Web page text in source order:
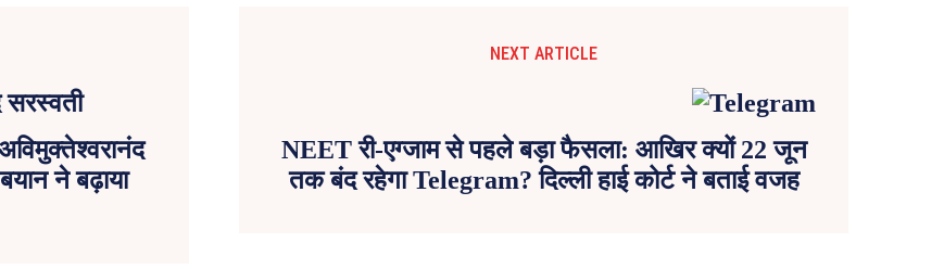
ने बढ़ाया
NEXT ARTICLE
NEET री-एग्जाम से पहले बड़ा फैसला: आखिर क्यों 22 जून
तक बंद रहेगा Telegram? दिल्ली हाई कोर्ट ने बताई वजह